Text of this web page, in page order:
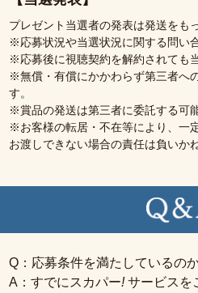
プレゼント当選者の発表は発送をも
※応募状況や当選状況に関する問い
※応募後に視聴契約を解約されても
※無償・有償にかかわらず第三者へ
す。
※賞品の発送は第三者に委託する可
※お客様の転居・不在等により、一
お渡しできない場合の責任は負いか
Q：応募条件を満たしているの
A：すでにスカパー!サービスを